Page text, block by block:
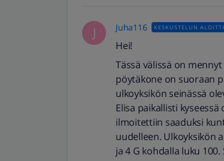
J Juha116 KESKUSTELUN
Hei!
Tässä välissä on
pöytäkone on suoraan
ulkoyksikön seinässä
Elisa paikallisti
ilmoitettiin saaduksi
uudelleen. Ulkoyksikön
ja 4 G kohdalla luku